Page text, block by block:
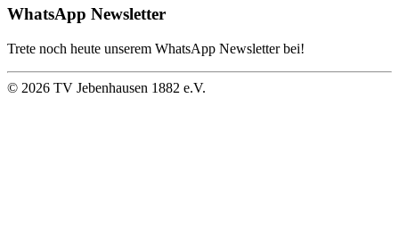
WhatsApp Newsletter
Trete noch heute unserem WhatsApp Newsletter bei!
© 2026 TV Jebenhausen 1882 e.V.